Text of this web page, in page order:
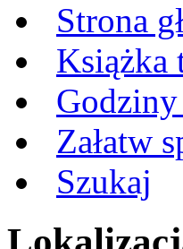
Strona
Książka
Załatw
Szukaj